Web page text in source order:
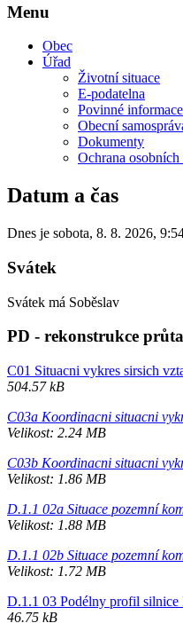
Menu
Obec
Úřad
Životní situace
E-podatelna
Povinné informace
Obecní
Dokumenty
Ochrana
Datum a čas
Dnes je sobota, 8. 8. 2026,
Svátek
Svátek má Soběslav
PD - rekonstrukce
C01 Situacni vykres sirsich
504.57 kB
C03a Koordinacni situacni
Velikost: 2.24 MB
C03b Koordinacni situacni
Velikost: 1.86 MB
D.1.1 02a Situace pozemní
Velikost: 1.88 MB
D.1.1 02b Situace pozemní
Velikost: 1.72 MB
D.1.1 03 Podélny profil silnice
46.75 kB